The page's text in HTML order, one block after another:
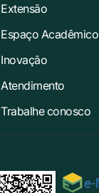
Extensão
Espaço Acadêmico
Inovação
Atendimento
Trabalhe conosco